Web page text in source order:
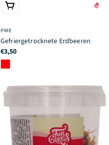
IN DEN WARENKORB
PME
Gefriergetrocknete Erdbeeren
Regulärer
Preis
€3,50